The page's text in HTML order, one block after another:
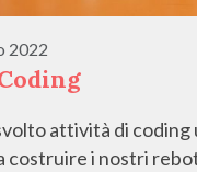
2022
attività di coding
costruire i nostri